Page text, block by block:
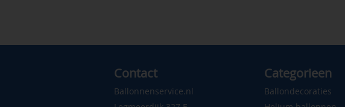
Contact
Ballonnenservice.nl
Categorieen
Ballondecoraties